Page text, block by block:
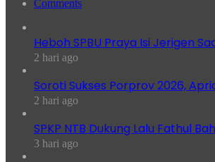
Comments
Heboh SPBU Praya Isi Jerigen
2 hari ago
Soroti Sukses Porprov 2026,
2 hari ago
SPKP NTB Dukung Lalu Fathul
3 hari ago